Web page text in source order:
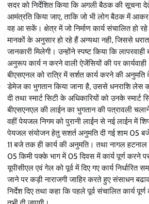
सदर को निर्देशित किया कि अगली बैठक की सूचना
आमंत्रति किया जाए, ताकि जो भी लोग बैठक में
वह आ सकें। क्षेत्र में जो निर्माण कार्य संचालित हो
मानकों के अनुसार हो रहे हैं अन्यथा नही, जिससे
जानकारी मिलेगी। उन्होंने स्पष्ट किया कि
अनुरूप कार्य न करने वाली ऐजेंसियों की पर
बीएसएनल को रात्रि में सर्शत कार्य करने की
डेमेज का भुगतान किया जाना है, उससे धनराशि लेस
दी तथा स्मार्ट सिटी के अधिकारियों को उनके स्मार्ट
बीएसएनएल की लाईन का भुगतान की पत्रावली
वहीं पेयजल निगम को पुरानी लाईन से नई लाईन में
पेयजल संयोजन हेतु सशर्त अनुमति दी गई शाम 05
11 बजे तक ही कार्य की अनुमति। तथा नागल
05 किमी पक्के भाग में 05 दिवस में कार्य पूर्ण करने
यूपीसीएल एवं गेल को पूर्व में दिए गए कार्य निर्धारित
जाने पर कड़ी नाराजगी जाहिर करते हुए संसाधन
निर्देश दिए तथा कहा कि पहले पूर्व संचालित कार्य